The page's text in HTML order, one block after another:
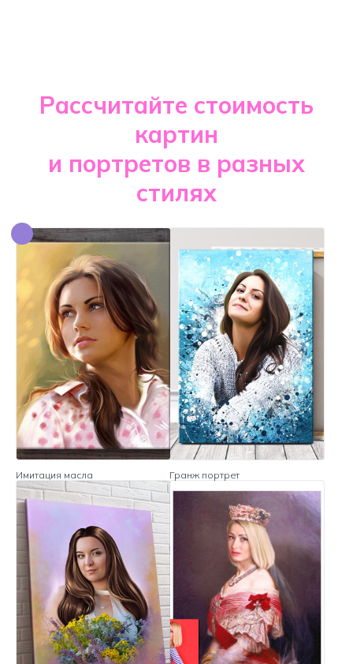
Рассчитайте стоимость
картин
и портретов в разных
стилях
Имитация масла Гранж портрет